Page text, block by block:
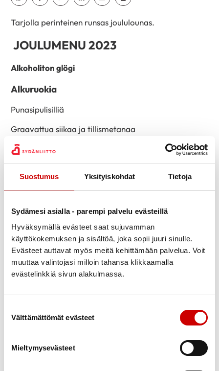
Suostumus Yksityiskohdat Tietoja
Sydämesi asialla - parempi palvelu evästeillä
Hyväksymällä evästeet saat sujuvamman
käyttökokemuksen ja sisältöä, joka sopii juuri sinulle.
Evästeet auttavat myös meitä kehittämään palvelua. Voit
muuttaa valintojasi milloin tahansa klikkaamalla
evästelinkkiä sivun alakulmassa.
Välttämättömät evästeet
Mieltymysevästeet
Tarjolla perinteinen runsas joululounas.
JOULUMENU 2023
Alkoholiton glögi
Alkuruokia
Punasipulisilliä
Graavattua siikaa ja tillismetanaa
Savustettua lohta ja tartar-kastiketta
mustaherukkahyytelöä
Paahdettuja kasviksia ja yrttikastiketta
Leipäjuustosalaattia ja vinaigretteä
Jouluista appelsiinisalaattia ja yrttiöljyä
voita